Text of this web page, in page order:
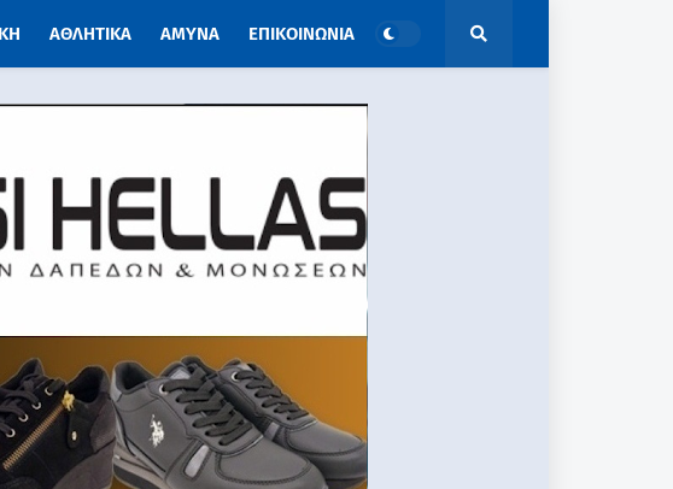
ΑΘΛΗΤΙΚΑ ΑΜΥΝΑ ΕΠΙΚΟΙΝΩΝΙΑ ΑΠΟΨΕΙΣ